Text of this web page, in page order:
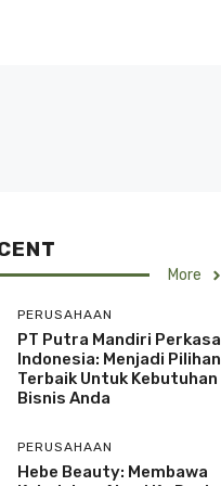
More
PERUSAHAAN
PT Putra Mandiri Perkasa
Indonesia: Menjadi Pilihan
Terbaik Untuk Kebutuhan
Bisnis Anda
PERUSAHAAN
Hebe Beauty: Membawa